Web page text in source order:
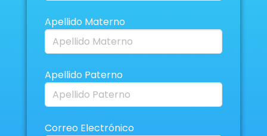
Apellido Materno
Apellido Paterno
Correo Electrónico